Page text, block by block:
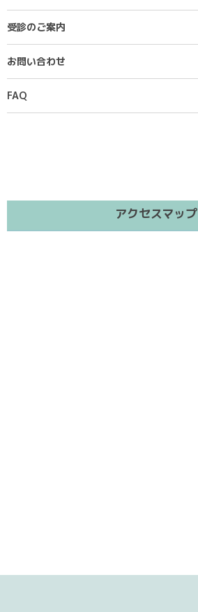
受診のご案内
お問い合わせ
FAQ
アクセスマップ